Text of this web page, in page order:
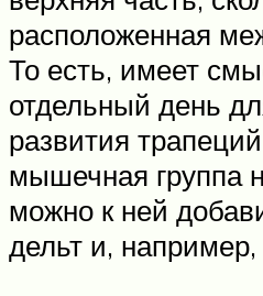
расположенная
То есть, имеет
отдельный день
развития
мышечная группа
можно к ней
дельт и, например,